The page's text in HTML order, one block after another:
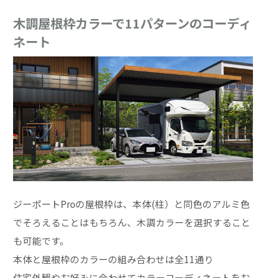
木調屋根枠カラーで11パターンのコーディ
ネート
ジーポートProの屋根枠は、本体(柱）と同色のアルミ色
でそろえることはもちろん、木調カラーを選択すること
も可能です。
本体と屋根枠のカラーの組み合わせは全11通り